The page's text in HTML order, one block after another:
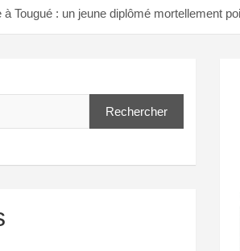
à Tougué : un jeune diplômé mortellement
Rechercher